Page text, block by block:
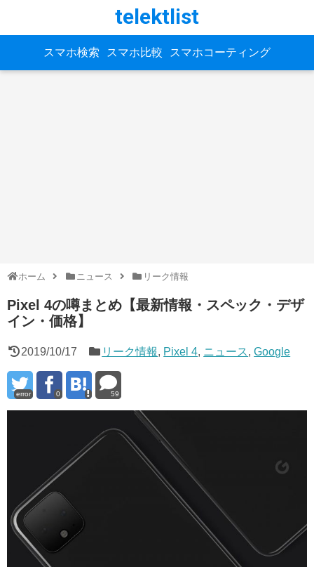
telektlist
スマホ検索 スマホ比較 スマホコーティング
ホーム ニュース リーク情報
Pixel 4の噂まとめ【最新情報・スペック・デザ
イン・価格】
2019/10/17 リーク情報, Pixel 4, ニュース,Google
error 0 59